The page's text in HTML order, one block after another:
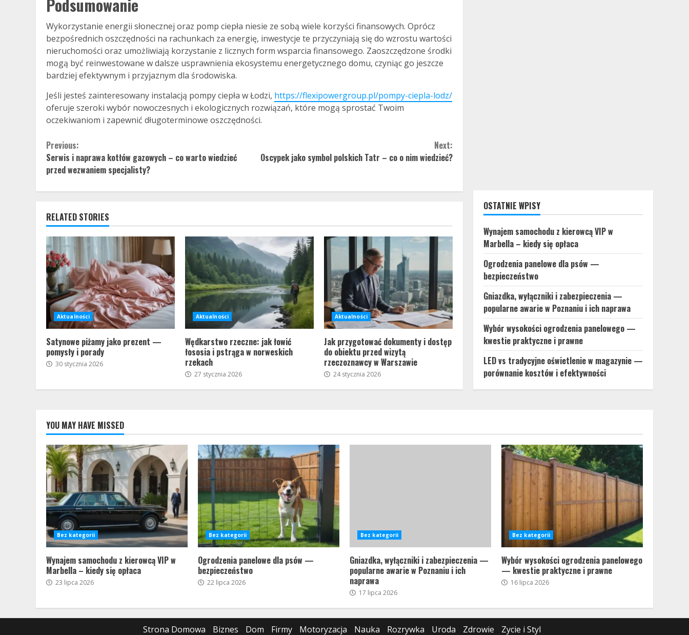
Podsumowanie
Wykorzystanie energii słonecznej oraz pomp ciepła niesie ze sobą wiele korzyści finansowych. Oprócz
bezpośrednich oszczędności na rachunkach za energię, inwestycje te przyczyniają się do wzrostu wartości
nieruchomości oraz umożliwiają korzystanie z licznych form wsparcia finansowego. Zaoszczędzone środki
mogą być reinwestowane w dalsze usprawnienia ekosystemu energetycznego domu, czyniąc go jeszcze
bardziej efektywnym i przyjaznym dla środowiska.
Jeśli jesteś zainteresowany instalacją pompy ciepła w Łodzi, https://flexipowergroup.pl/pompy-ciepla-lodz/
oferuje szeroki wybór nowoczesnych i ekologicznych rozwiązań, które mogą sprostać Twoim
oczekiwaniom i zapewnić długoterminowe oszczędności.
Continue
Reading
Previous:
Serwis i naprawa kotłów gazowych – co warto wiedzieć
przed wezwaniem specjalisty?
Next:
Oscypek jako symbol polskich Tatr – co o nim wiedzieć?
RELATED STORIES
Aktualności
Satynowe piżamy jako prezent —
pomysły i porady
30 stycznia 2026
Aktualności
Wędkarstwo rzeczne: jak łowić
łososia i pstrąga w norweskich
rzekach
27 stycznia 2026
Aktualności
Jak przygotować dokumenty i dostęp
do obiektu przed wizytą
rzeczoznawcy w Warszawie
24 stycznia 2026
OSTATNIE WPISY
Wynajem samochodu z kierowcą VIP w
Marbella – kiedy się opłaca
Ogrodzenia panelowe dla psów —
bezpieczeństwo
Gniazdka, wyłączniki i zabezpieczenia —
popularne awarie w Poznaniu i ich naprawa
Wybór wysokości ogrodzenia panelowego —
kwestie praktyczne i prawne
LED vs tradycyjne oświetlenie w magazynie —
porównanie kosztów i efektywności
YOU MAY HAVE MISSED
Bez kategorii
Wynajem samochodu z kierowcą VIP w
Marbella – kiedy się opłaca
23 lipca 2026
Bez kategorii
Ogrodzenia panelowe dla psów —
bezpieczeństwo
22 lipca 2026
Bez kategorii
Gniazdka, wyłączniki i zabezpieczenia —
popularne awarie w Poznaniu i ich
naprawa
17 lipca 2026
Bez kategorii
Wybór wysokości ogrodzenia panelowego
— kwestie praktyczne i prawne
16 lipca 2026
Strona Domowa Biznes Dom Firmy Motoryzacja Nauka Rozrywka Uroda Zdrowie Zycie i Styl